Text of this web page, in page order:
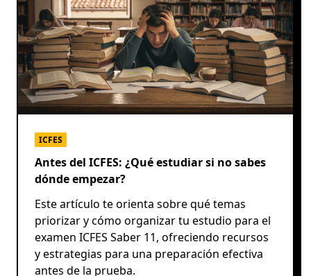
ICFES
Antes del ICFES: ¿Qué estudiar si no sabes
dónde empezar?
Este artículo te orienta sobre qué temas
priorizar y cómo organizar tu estudio para el
examen ICFES Saber 11, ofreciendo recursos
y estrategias para una preparación efectiva
antes de la prueba.